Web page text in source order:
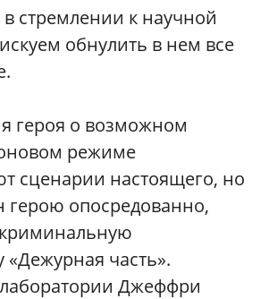
в стремлении к научной
обнулить в нем все
героя о возможном
режиме
сценарии настоящего, но
герою опосредованно,
«Дежурная часть».
Джеффри